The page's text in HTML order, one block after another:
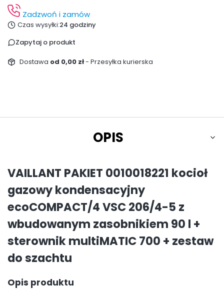
Zadzwoń i zamów
Czas wysyłki:24 godziny
Zapytaj o produkt
Dostawa od 0,00 zł- Przesyłka kurierska
OPIS
VAILLANT PAKIET 0010018221 kocioł
gazowy kondensacyjny
ecoCOMPACT/4 VSC 206/4-5 z
wbudowanym zasobnikiem 90 l +
sterownik multiMATIC 700 + zestaw
do szachtu
Opis produktu